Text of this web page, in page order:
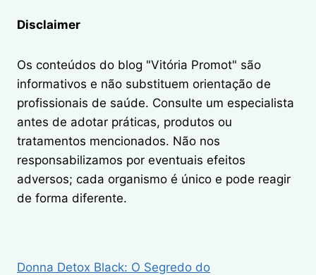
Disclaimer
Os conteúdos do blog "Vitória Promot" são
informativos e não substituem orientação de
profissionais de saúde. Consulte um especialista
antes de adotar práticas, produtos ou
tratamentos mencionados. Não nos
responsabilizamos por eventuais efeitos
adversos; cada organismo é único e pode reagir
de forma diferente.
Donna Detox Black: O Segredo do